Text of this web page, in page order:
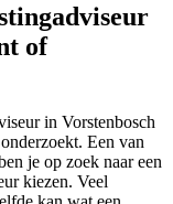
of
in Vorstenbosch
Een van
je op zoek naar een
kiezen. Veel